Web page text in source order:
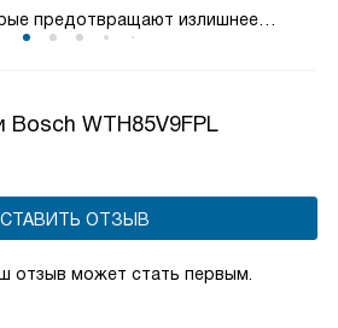
предотвращают излишнее
WTH85V9FPL
ОТЗЫВ
отзыв может стать первым.